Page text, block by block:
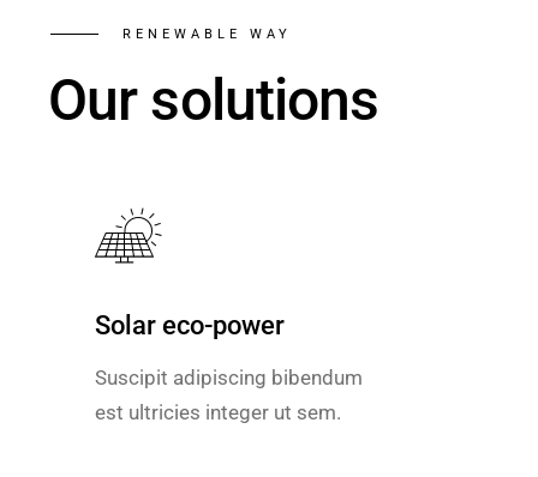
RENEWABLE WAY
Our solutions
Solar eco-power
Suscipit adipiscing bibendum
est ultricies integer ut sem.
Solar eco-power
Suscipit adipiscing bibendum
est ultricies integer ut sem.